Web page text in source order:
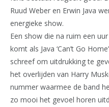
Ruud Weber en Erwin Java
energieke show.
Een show die na ruim een
komt als Java ‘Can’t Go
schreef om uitdrukking te
het overlijden van Harry
nummer waarmee de band
zo mooi het gevoel horen